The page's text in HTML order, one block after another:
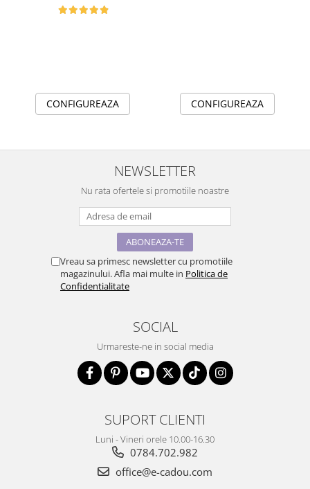
CONFIGUREAZA CONFIGUREAZA
NEWSLETTER
Nu rata ofertele si promotiile noastre
Vreau sa primesc newsletter cu promotiile
magazinului. Afla mai multe in Politica de
Confidentialitate
SOCIAL
Urmareste-ne in social media
SUPORT CLIENTI
Luni - Vineri orele 10.00-16.30
0784.702.982
office@e-cadou.com